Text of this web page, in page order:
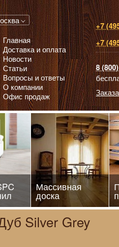
Массивная доска,
Главная
Доставка и оплата
Новости
Статьи
Вопросы и ответы
О компании
Офис продаж
+7
+7
8 (800)
Массивная
доска
Silver Grey